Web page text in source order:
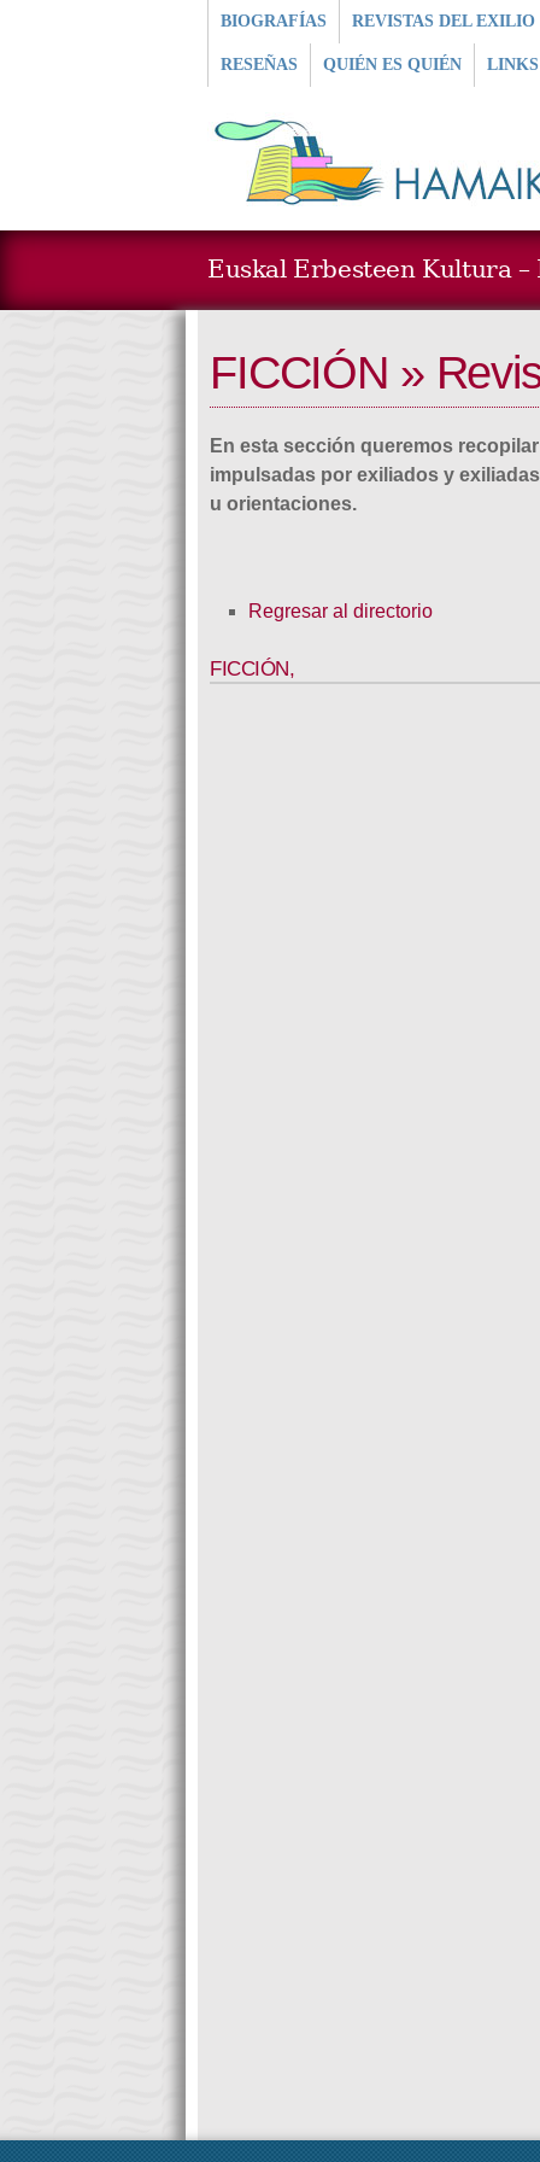
BIOGRAFÍAS REVISTAS DEL EXILIO
RESEÑAS QUIÉN ES QUIÉN LINKS
Euskal Erbesteen Kultura –
FICCIÓN »
En esta sección queremos
impulsadas por exiliados y
u orientaciones.
Regresar al directorio
FICCIÓN,